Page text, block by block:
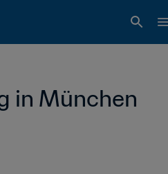
in München